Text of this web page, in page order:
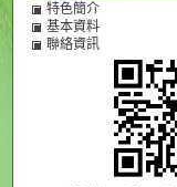
特色簡介
基本資料
聯絡資訊